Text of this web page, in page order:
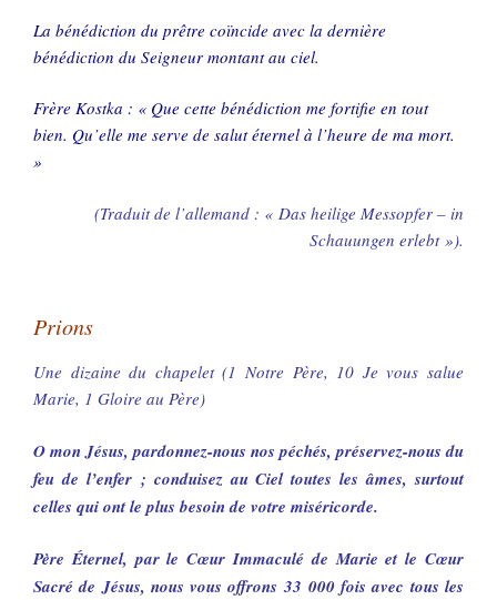
La bénédiction du prêtre coïncide avec la dernière
bénédiction du Seigneur montant au ciel.
Frère Kostka : « Que cette bénédiction me fortifie en tout
bien. Qu’elle me serve de salut éternel à l’heure de ma mort.
»
(Traduit de l’allemand : « Das heilige Messopfer – in
Schauungen erlebt »).
Prions
Une dizaine du chapelet (1 Notre Père, 10 Je vous salue
Marie, 1 Gloire au Père)
O mon Jésus, pardonnez-nous nos péchés, préservez-nous du
feu de l’enfer ; conduisez au Ciel toutes les âmes, surtout
celles qui ont le plus besoin de votre miséricorde.
Père Éternel, par le Cœur Immaculé de Marie et le Cœur
Sacré de Jésus, nous vous offrons 33 000 fois avec tous les